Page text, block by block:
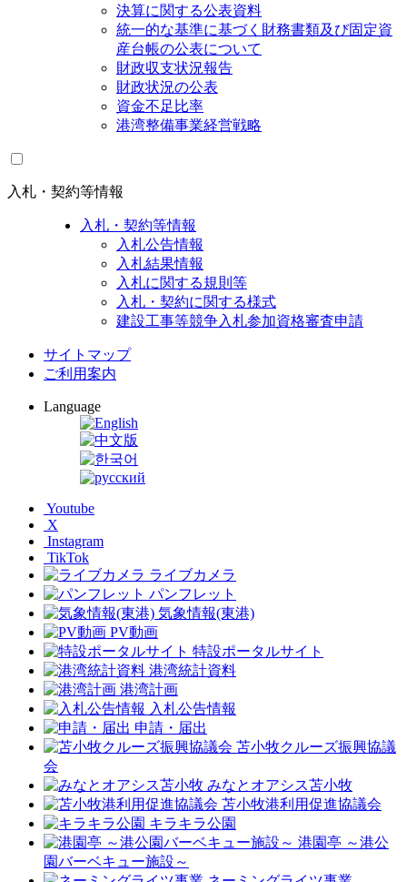
決算に関する公表資料
統一的な基準に基づく財務書類及び固定資
産台帳の公表について
財政収支状況報告
財政状況の公表
資金不足比率
港湾整備事業経営戦略
入札・契約等情報
入札・契約等情報
入札公告情報
入札結果情報
入札に関する規則等
入札・契約に関する様式
建設工事等競争入札参加資格審査申請
サイトマップ
ご利用案内
Language
Youtube
X
Instagram
TikTok
ライブカメラ
パンフレット
気象情報(東港)
PV動画
特設ポータルサイト
港湾統計資料
港湾計画
入札公告情報
申請・届出
苫小牧クルーズ振興協議
会
みなとオアシス苫小牧
苫小牧港利用促進協議会
キラキラ公園
港園亭 ～港公
園バーベキュー施設～